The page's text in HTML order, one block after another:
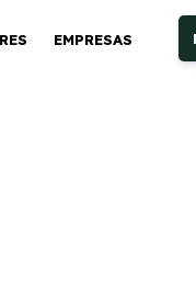
EMPRESAS